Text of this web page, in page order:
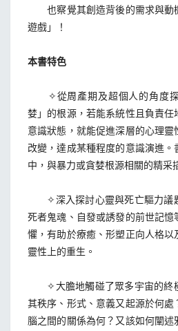
也察覺其創造背後的需求與動
遊戲」！
本書特色
✧從周產期及超個人的角度探
婪」的根源，若能系統性且負責
意識狀態，就能促進深層的心理
改變，達成某種程度的意識演進
中，與暴力或貪婪根源相關的精采
✧深入探討心靈與死亡驅力議
死者鬼魂、自發或誘發的前世記
懼，有助於療癒、形塑正向人格
靈性上的重生。
✧大膽地觸碰了眾多宇宙的終
其秩序、形式、意義又起源於何
腦之間的關係為何？又該如何闡